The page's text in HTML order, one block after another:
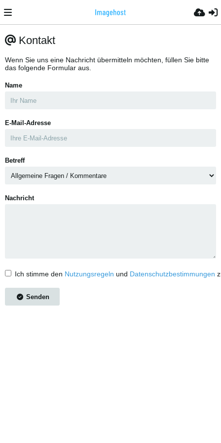
Kontakt
Wenn Sie uns eine Nachricht übermitteln möchten, füllen Sie bitte
das folgende Formular aus.
Name
E-Mail-Adresse
Betreff
Nachricht
Ich stimme den Nutzungsregeln und Datenschutzbestimmungen
Senden